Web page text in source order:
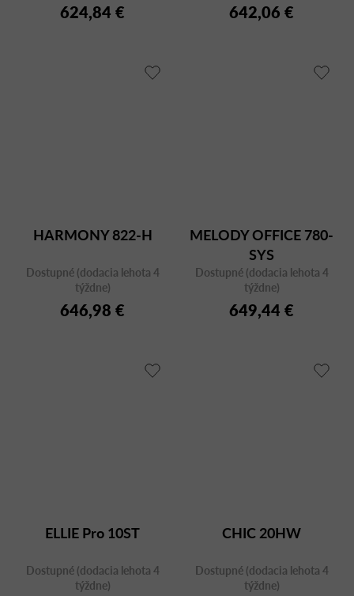
624,84 € 642,06 €
HARMONY 822-H
Dostupné (dodacia lehota 4
týždne)
646,98 €
MELODY OFFICE 780-
SYS
Dostupné (dodacia lehota 4
týždne)
649,44 €
ELLIE Pro 10ST
Dostupné (dodacia lehota 4
týždne)
CHIC 20HW
Dostupné (dodacia lehota 4
týždne)